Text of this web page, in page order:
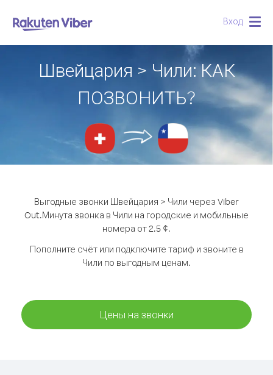
Вход
Швейцария > Чили: КАК
ПОЗВОНИТЬ?
Выгодные звонки Швейцария > Чили через Viber
Out.Минута звонка в Чили на городские и мобильные
номера от 2.5 ¢.
Пополните счёт или подключите тариф и звоните в
Чили по выгодным ценам.
Цены на звонки